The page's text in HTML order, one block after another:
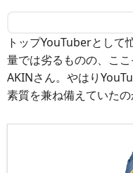
トップYouTuberとして
量では劣るものの、こ
AKINさん。やはり
素質を兼ね備えていた